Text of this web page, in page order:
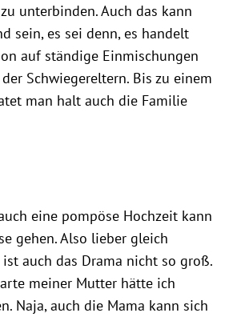
unterbinden. Auch das kann
sein, es sei denn, es handelt
auf ständige Einmischungen
Schwiegereltern. Bis zu einem
man halt auch die Familie
eine pompöse Hochzeit kann
gehen. Also lieber gleich
auch das Drama nicht so groß.
meiner Mutter hätte ich
Naja, auch die Mama kann sich